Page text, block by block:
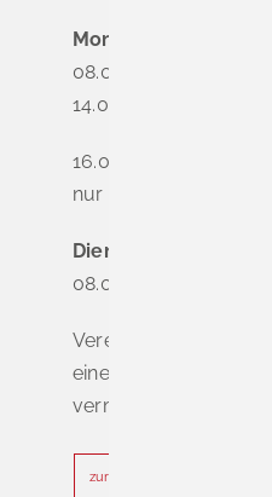
Montag
08.00 - 12.00 Uhr
14.00 - 16.00 Uhr
16.00 - 18.00 Uhr
nur nach
Dienstag - Freitag
08.00 - 12.00 Uhr
Vereinbaren Sie
einen Termin, um
vermeiden.
zur Terminvereinbarung